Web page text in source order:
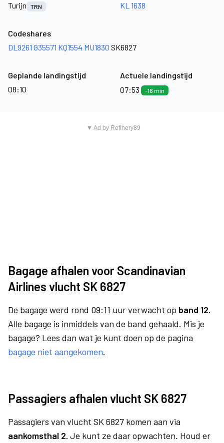
Turijn
TRN
KL 1638
Codeshares
DL9261 G35571 KQ1554 MU1830 SK6827
Geplande landingstijd
08:10
Actuele landingstijd
07:53
-16 min
▼ Ad by Refinery89
Bagage afhalen voor Scandinavian
Airlines vlucht SK 6827
De bagage werd rond 09:11 uur verwacht op band 12.
Alle bagage is inmiddels van de band gehaald. Mis je
bagage? Lees dan wat je kunt doen op de pagina
bagage niet aangekomen.
Passagiers afhalen vlucht SK 6827
Passagiers van vlucht SK 6827 komen aan via
aankomsthal 2. Je kunt ze daar opwachten. Houd er